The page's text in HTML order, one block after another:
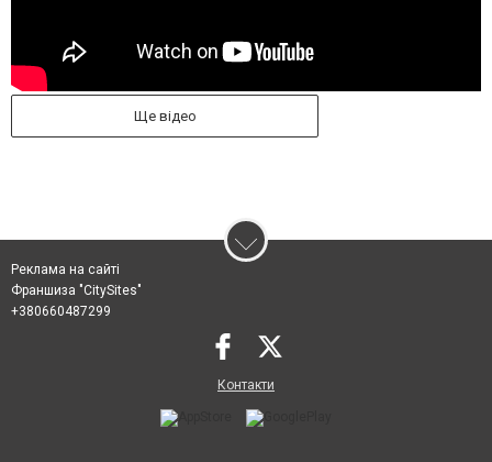
Ще відео
Реклама на сайті
Франшиза "CitySites"
+380660487299
Контакти